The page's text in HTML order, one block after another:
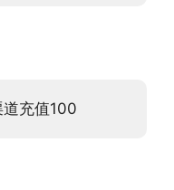
充值100